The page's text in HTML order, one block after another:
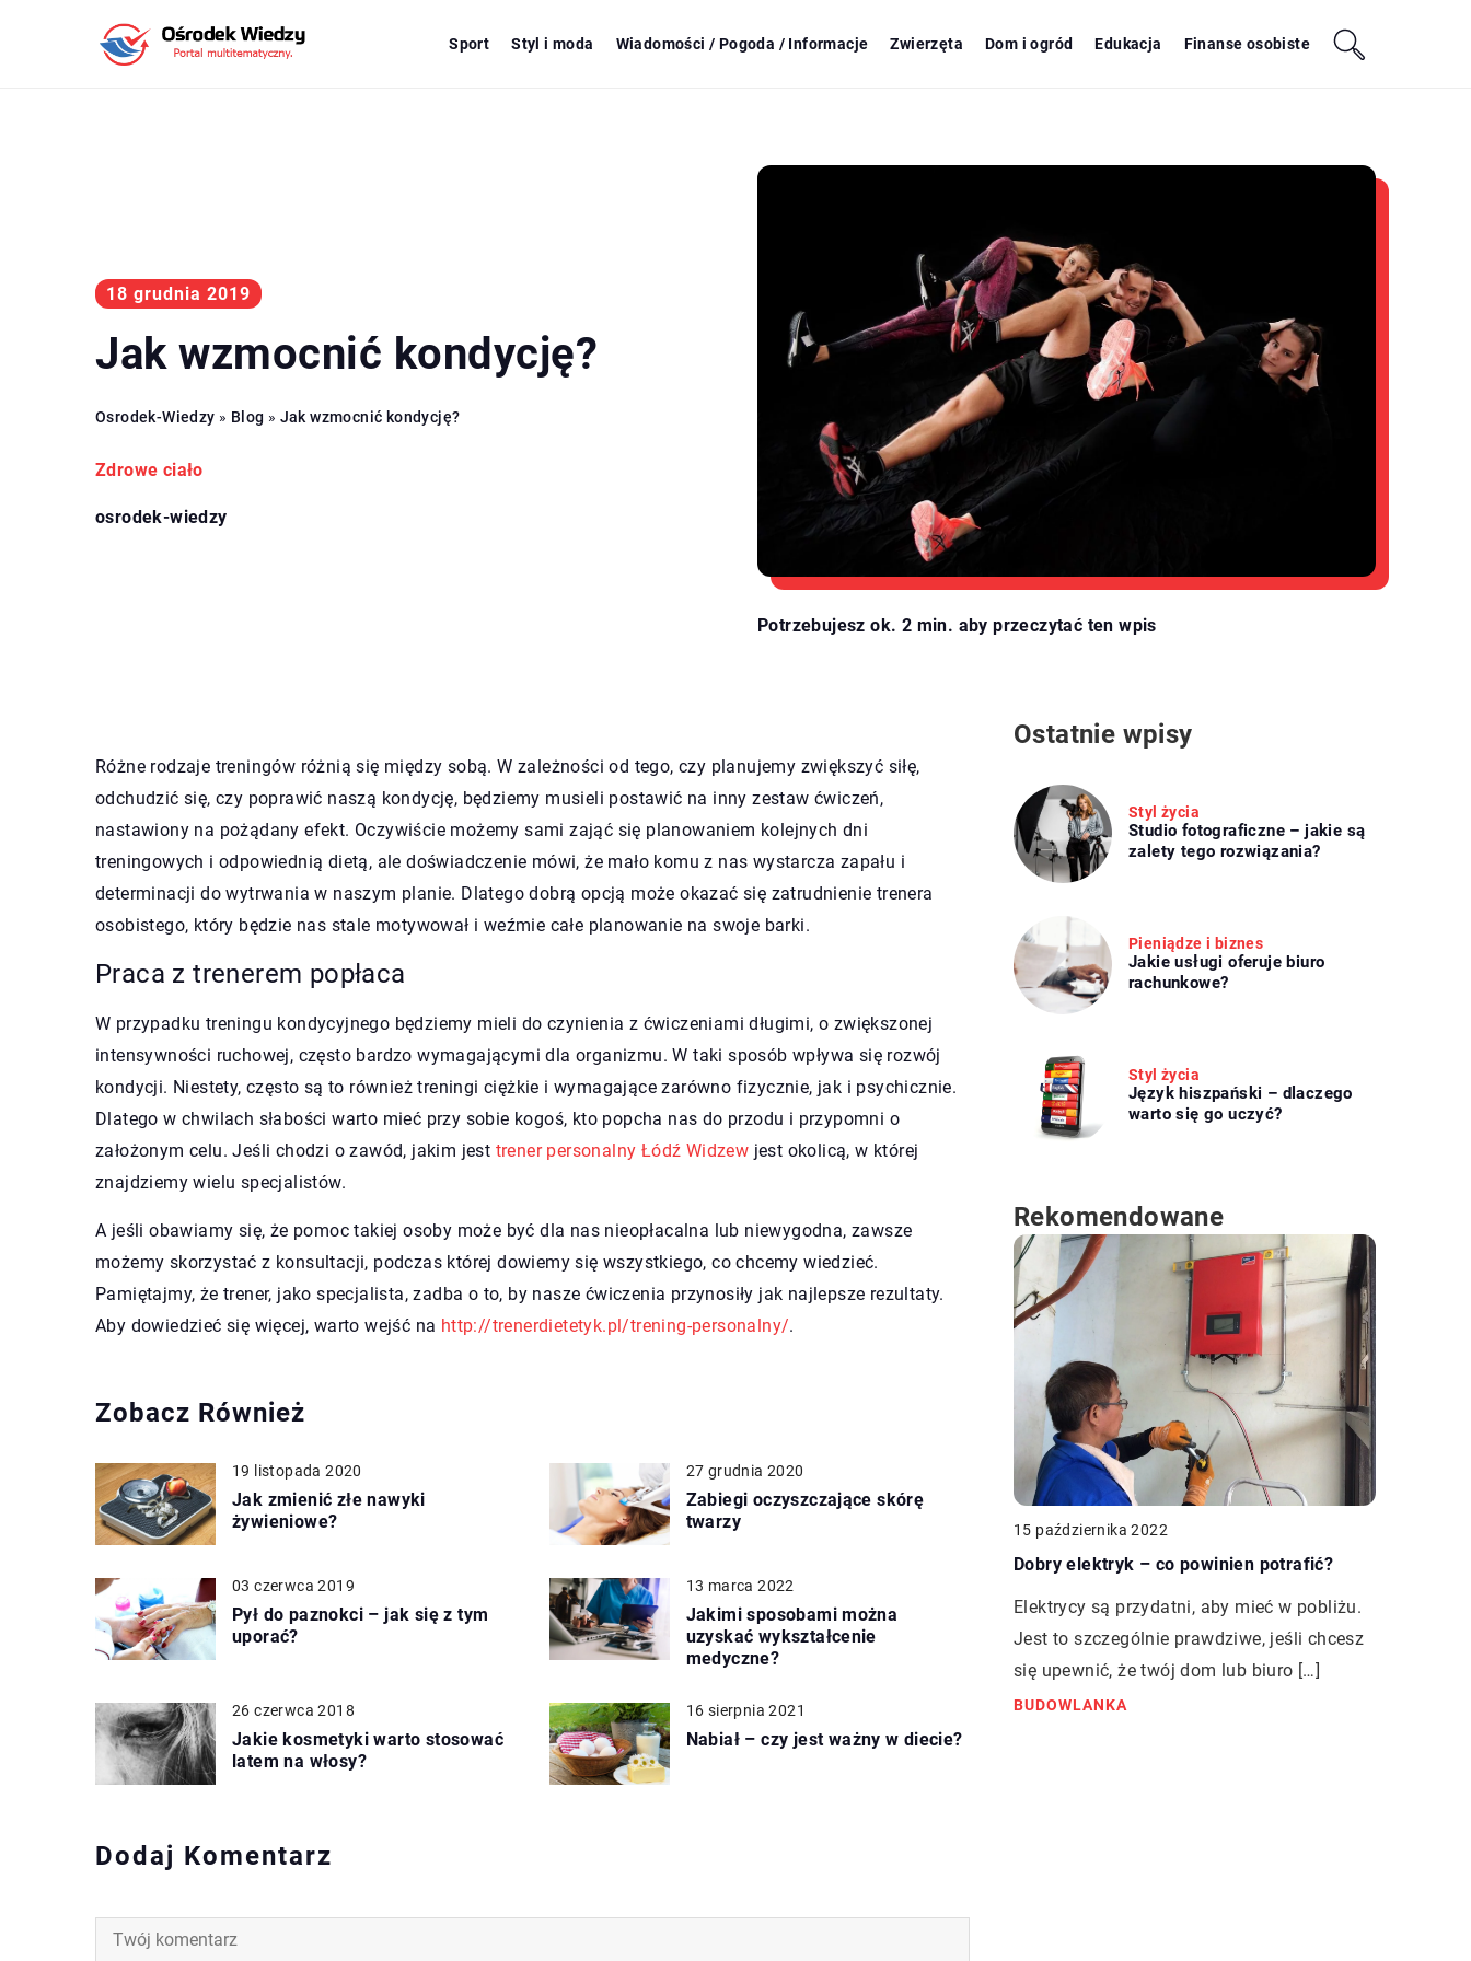
Sport Styl i moda Wiadomości / Pogoda / Informacje Zwierzęta Dom i ogród Edukacja Finanse osobiste
18 grudnia 2019
Jak wzmocnić kondycję?
Osrodek-Wiedzy » Blog » Jak wzmocnić kondycję?
Zdrowe ciało
osrodek-wiedzy
Potrzebujesz ok. 2 min. aby przeczytać ten wpis
Różne rodzaje treningów różnią się między sobą. W zależności od tego, czy planujemy zwiększyć siłę,
odchudzić się, czy poprawić naszą kondycję, będziemy musieli postawić na inny zestaw ćwiczeń,
nastawiony na pożądany efekt. Oczywiście możemy sami zająć się planowaniem kolejnych dni
treningowych i odpowiednią dietą, ale doświadczenie mówi, że mało komu z nas wystarcza zapału i
determinacji do wytrwania w naszym planie. Dlatego dobrą opcją może okazać się zatrudnienie trenera
osobistego, który będzie nas stale motywował i weźmie całe planowanie na swoje barki.
Praca z trenerem popłaca
W przypadku treningu kondycyjnego będziemy mieli do czynienia z ćwiczeniami długimi, o zwiększonej
intensywności ruchowej, często bardzo wymagającymi dla organizmu. W taki sposób wpływa się rozwój
kondycji. Niestety, często są to również treningi ciężkie i wymagające zarówno fizycznie, jak i psychicznie.
Dlatego w chwilach słabości warto mieć przy sobie kogoś, kto popcha nas do przodu i przypomni o
założonym celu. Jeśli chodzi o zawód, jakim jest trener personalny Łódź Widzew jest okolicą, w której
znajdziemy wielu specjalistów.
A jeśli obawiamy się, że pomoc takiej osoby może być dla nas nieopłacalna lub niewygodna, zawsze
możemy skorzystać z konsultacji, podczas której dowiemy się wszystkiego, co chcemy wiedzieć.
Pamiętajmy, że trener, jako specjalista, zadba o to, by nasze ćwiczenia przynosiły jak najlepsze rezultaty.
Aby dowiedzieć się więcej, warto wejść na http://trenerdietetyk.pl/trening-personalny/.
Zobacz Również
19 listopada 2020
Jak zmienić złe nawyki
żywieniowe?
27 grudnia 2020
Zabiegi oczyszczające skórę
twarzy
03 czerwca 2019
Pył do paznokci – jak się z tym
uporać?
13 marca 2022
Jakimi sposobami można
uzyskać wykształcenie
medyczne?
26 czerwca 2018
Jakie kosmetyki warto stosować
latem na włosy?
16 sierpnia 2021
Nabiał – czy jest ważny w diecie?
Dodaj Komentarz
Ostatnie wpisy
Styl życia
Studio fotograficzne – jakie są
zalety tego rozwiązania?
Pieniądze i biznes
Jakie usługi oferuje biuro
rachunkowe?
Styl życia
Język hiszpański – dlaczego
warto się go uczyć?
Rekomendowane
15 października 2022
Dobry elektryk – co powinien potrafić?
Elektrycy są przydatni, aby mieć w pobliżu.
Jest to szczególnie prawdziwe, jeśli chcesz
się upewnić, że twój dom lub biuro […]
BUDOWLANKA